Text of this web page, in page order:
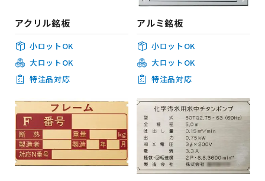
アクリル銘板
小ロットOK
大ロットOK
特注品対応
アルミ銘板
小ロットOK
大ロットOK
特注品対応